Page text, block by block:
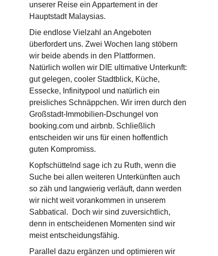
unserer Reise ein Appartement in der
Hauptstadt Malaysias.
Die endlose Vielzahl an Angeboten
überfordert uns. Zwei Wochen lang stöbern
wir beide abends in den Plattformen.
Natürlich wollen wir DIE ultimative Unterkunft:
gut gelegen, cooler Stadtblick, Küche,
Essecke, Infinitypool und natürlich ein
preisliches Schnäppchen. Wir irren durch den
Großstadt-Immobilien-Dschungel von
booking.com und airbnb. Schließlich
entscheiden wir uns für einen hoffentlich
guten Kompromiss.
Kopfschüttelnd sage ich zu Ruth, wenn die
Suche bei allen weiteren Unterkünften auch
so zäh und langwierig verläuft, dann werden
wir nicht weit vorankommen in unserem
Sabbatical.  Doch wir sind zuversichtlich,
denn in entscheidenen Momenten sind wir
meist entscheidungsfähig.
Parallel dazu ergänzen und optimieren wir